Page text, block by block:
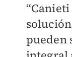
pueden